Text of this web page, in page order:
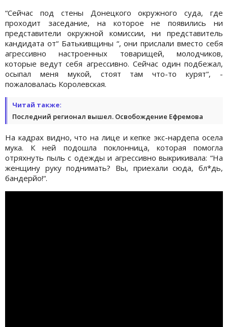
“Сейчас под стены Донецкого окружного суда, где
проходит заседание, на которое не появились ни
представители окружной комиссии, ни представитель
кандидата от“ Батькивщины “, они прислали вместо себя
агрессивно настроенных товарищей, молодчиков,
которые ведут себя агрессивно. Сейчас один подбежал,
осыпал меня мукой, стоят там что-то курят“, -
пожаловалась Королевская.
Читай также:
Последний регионал вышел. Освобождение Ефремова
На кадрах видно, что на лице и кепке экс-нардепа осела
мука. К ней подошла поклонница, которая помогла
отряхнуть пыль с одежды и агрессивно выкрикивала: “На
женщину руку поднимать? Вы, приехали сюда, бл*дь,
бандерйо!“.